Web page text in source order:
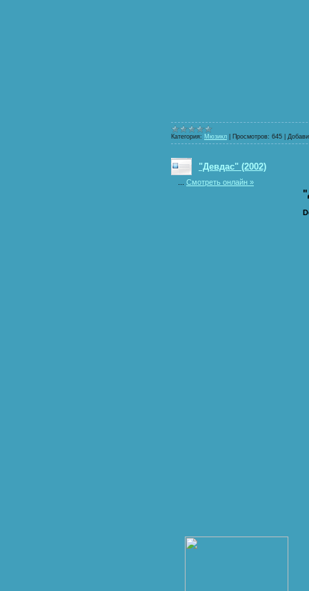
Категория: Мюзикл Просмотров: 645
"Девдас" (2002)
Смотреть онлайн »